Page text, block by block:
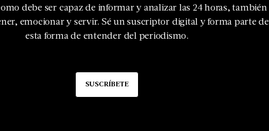
debe ser capaz de informar y analizar las 24 horas, también
emocionar y servir. Sé un suscriptor digital y forma parte de
esta forma de entender del periodismo.
SUSCRÍBETE